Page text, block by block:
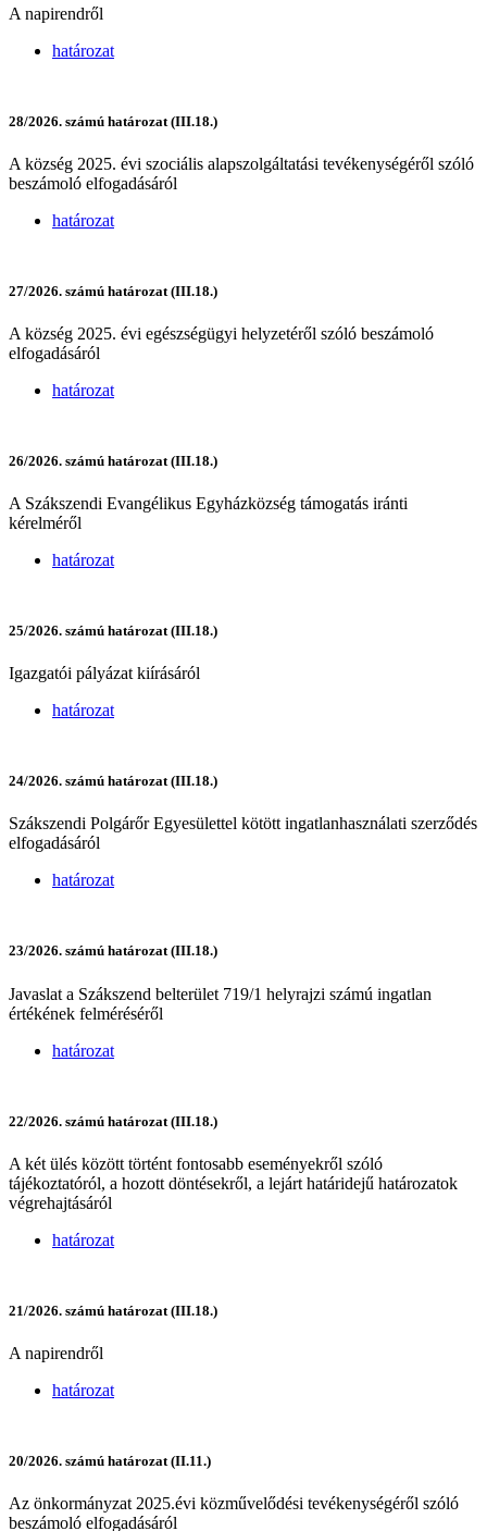
A napirendről
határozat
28/2026. számú határozat (III.18.)
A község 2025. évi szociális alapszolgáltatási tevékenységéről szóló
beszámoló elfogadásáról
határozat
27/2026. számú határozat (III.18.)
A község 2025. évi egészségügyi helyzetéről szóló beszámoló
elfogadásáról
határozat
26/2026. számú határozat (III.18.)
A Szákszendi Evangélikus Egyházközség támogatás iránti
kérelméről
határozat
25/2026. számú határozat (III.18.)
Igazgatói pályázat kiírásáról
határozat
24/2026. számú határozat (III.18.)
Szákszendi Polgárőr Egyesülettel kötött ingatlanhasználati szerződés
elfogadásáról
határozat
23/2026. számú határozat (III.18.)
Javaslat a Szákszend belterület 719/1 helyrajzi számú ingatlan
értékének felméréséről
határozat
22/2026. számú határozat (III.18.)
A két ülés között történt fontosabb eseményekről szóló
tájékoztatóról, a hozott döntésekről, a lejárt határidejű határozatok
végrehajtásáról
határozat
21/2026. számú határozat (III.18.)
A napirendről
határozat
20/2026. számú határozat (II.11.)
Az önkormányzat 2025.évi közművelődési tevékenységéről szóló
beszámoló elfogadásáról